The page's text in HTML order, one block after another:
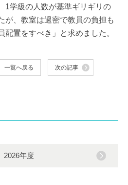
1学級の人数が基準ギリギリの
が、教室は過密で教員の負担も
配置をすべき」と求めました。
一覧へ戻る 次の記事
2026年度